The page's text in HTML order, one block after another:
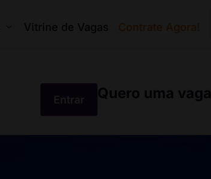
Vitrine de Vagas Contrate Agora!
Entrar Quero uma vaga